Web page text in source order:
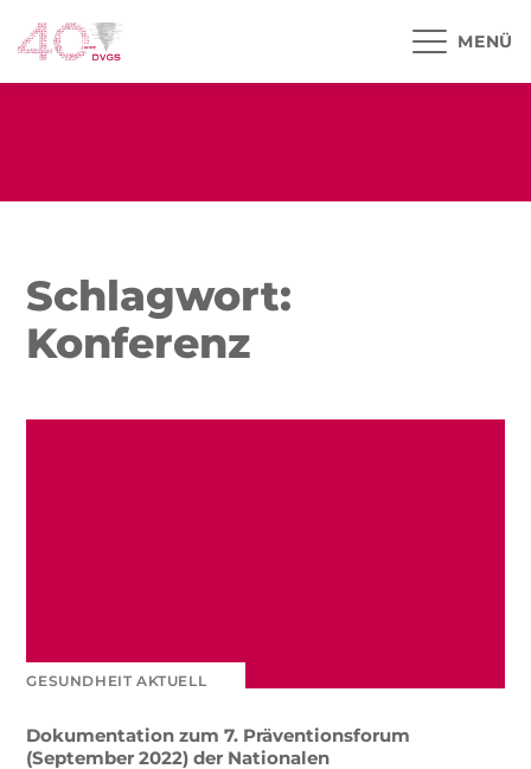
Schlagwort:
Konferenz
GESUNDHEIT AKTUELL
Dokumentation zum 7. Präventionsforum
(September 2022) der Nationalen
MENÜ